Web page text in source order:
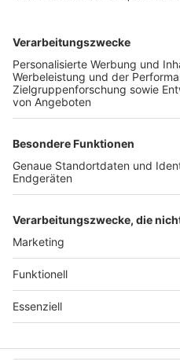
Freiburger Wochenbericht
News
Lokales
Sport